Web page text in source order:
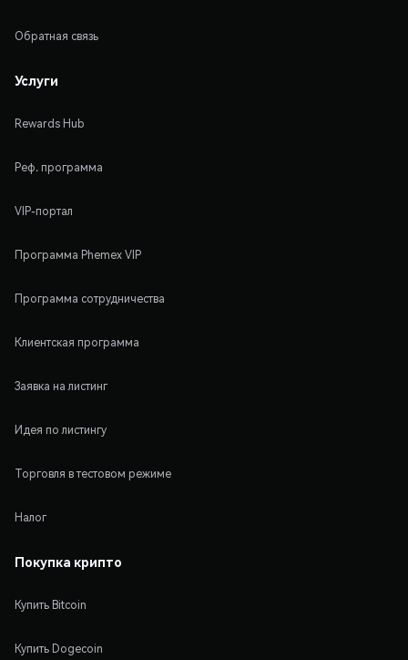
Обратная связь
Услуги
Rewards Hub
Реф. программа
VIP-портал
Программа Phemex VIP
Программа сотрудничества
Клиентская программа
Заявка на листинг
Идея по листингу
Торговля в тестовом режиме
Налог
Покупка крипто
Купить Bitcoin
Купить Dogecoin